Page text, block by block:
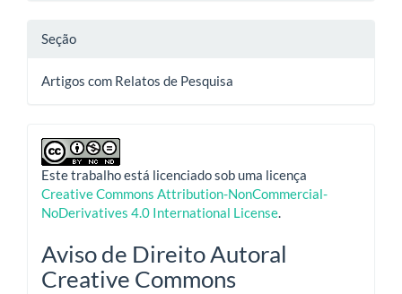
Seção
Artigos com Relatos de Pesquisa
Este trabalho está licenciado sob uma licença
Creative Commons Attribution-NonCommercial-
NoDerivatives 4.0 International License.
Aviso de Direito Autoral
Creative Commons